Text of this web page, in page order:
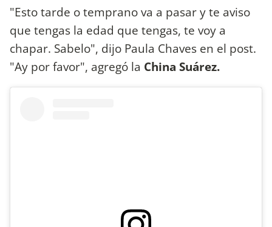
"Esto tarde o temprano va a pasar y te aviso
que tengas la edad que tengas, te voy a
chapar. Sabelo", dijo Paula Chaves en el post.
"Ay por favor", agregó la China Suárez.